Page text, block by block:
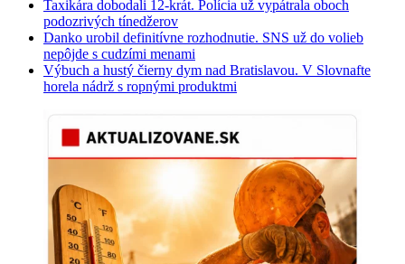
Taxikára dobodali 12-krát. Polícia už vypátrala oboch
podozrivých tínedžerov
Danko urobil definitívne rozhodnutie. SNS už do volieb
nepôjde s cudzími menami
Výbuch a hustý čierny dym nad Bratislavou. V Slovnafte
horela nádrž s ropnými produktmi